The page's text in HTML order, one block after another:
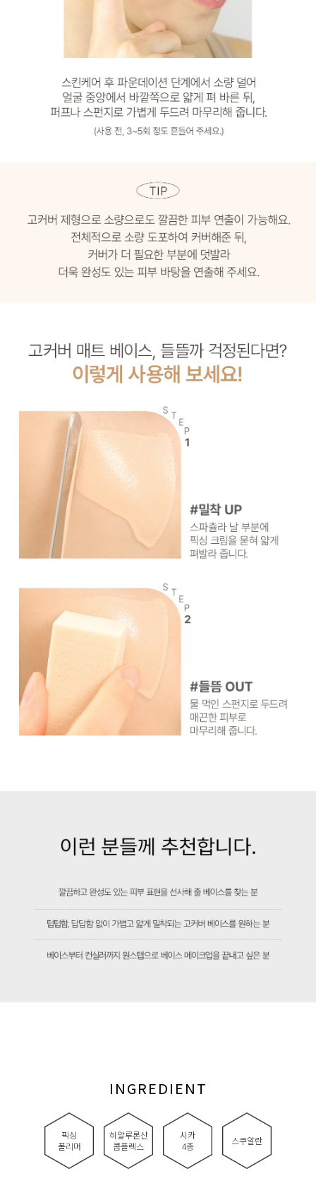
INGREDIENT
픽싱
폴리머
히알루론산
콤플렉스
시카
4종
스쿠알란